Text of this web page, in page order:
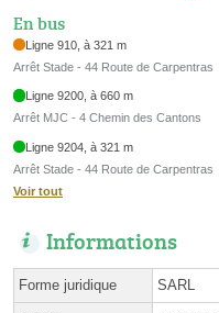
En bus
Ligne 910, à 321 m
Arrêt Stade - 44 Route de Carpentras
Ligne 9200, à 660 m
Arrêt MJC - 4 Chemin des Cantons
Ligne 9204, à 321 m
Arrêt Stade - 44 Route de Carpentras
Voir tout
Informations
Forme juridique SARL